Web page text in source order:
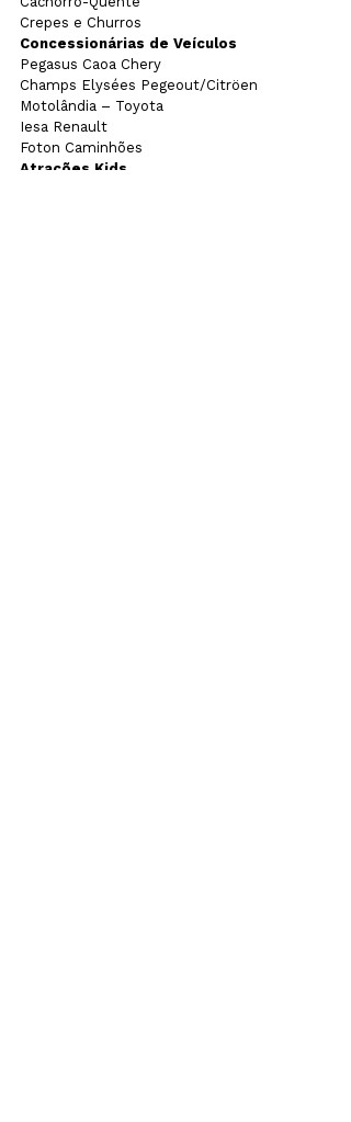
Crepes e Churros
Concessionárias de Veículos
Pegasus Caoa Chery
Champs Elysées Pegeout/Citröen
Motolândia – Toyota
Iesa Renault
Foton Caminhões
Atrações Kids